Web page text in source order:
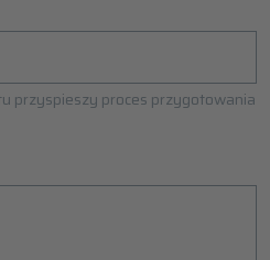
przyspieszy proces przygotowania